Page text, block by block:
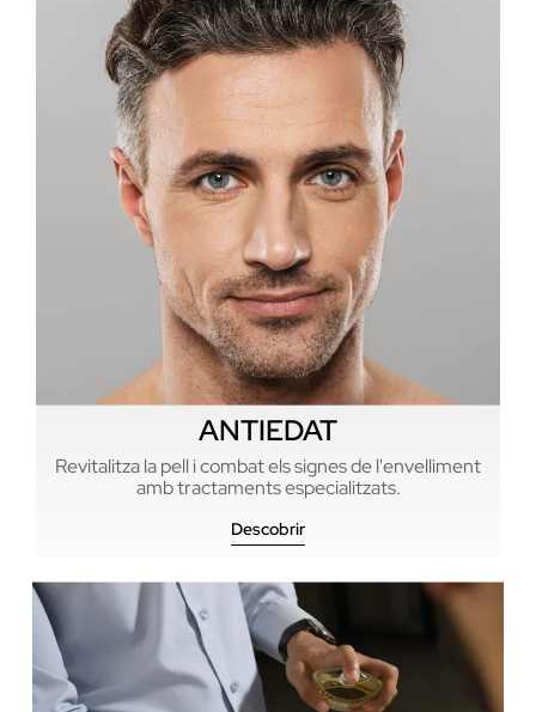
ANTIEDAT
Revitalitza la pell i combat els signes de l'envelliment
amb tractaments especialitzats.
Descobrir